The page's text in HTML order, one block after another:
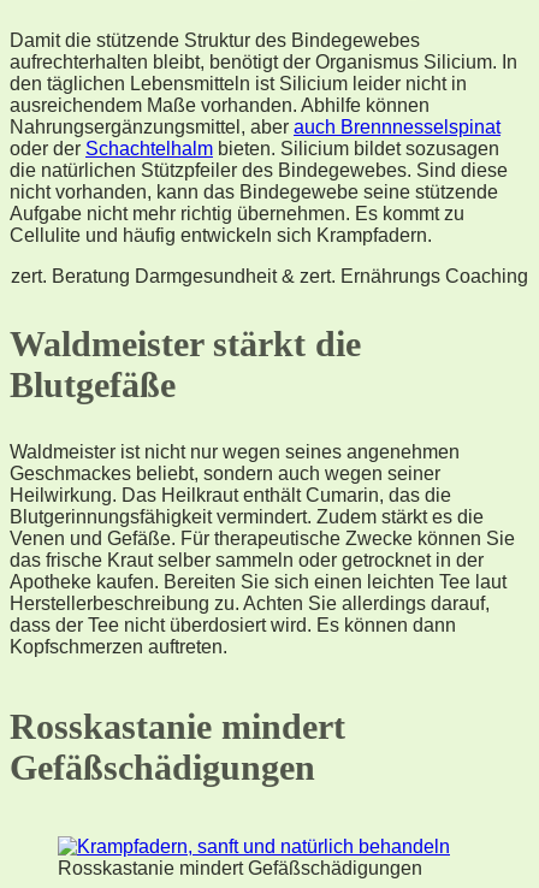
Damit die stützende Struktur des Bindegewebes
aufrechterhalten bleibt, benötigt der Organismus Silicium. In
den täglichen Lebensmitteln ist Silicium leider nicht in
ausreichendem Maße vorhanden. Abhilfe können
Nahrungsergänzungsmittel, aber auch Brennnesselspinat
oder der Schachtelhalm bieten. Silicium bildet sozusagen
die natürlichen Stützpfeiler des Bindegewebes. Sind diese
nicht vorhanden, kann das Bindegewebe seine stützende
Aufgabe nicht mehr richtig übernehmen. Es kommt zu
Cellulite und häufig entwickeln sich Krampfadern.
zert. Beratung Darmgesundheit & zert. Ernährungs Coaching
Waldmeister stärkt die
Blutgefäße
Waldmeister ist nicht nur wegen seines angenehmen
Geschmackes beliebt, sondern auch wegen seiner
Heilwirkung. Das Heilkraut enthält Cumarin, das die
Blutgerinnungsfähigkeit vermindert. Zudem stärkt es die
Venen und Gefäße. Für therapeutische Zwecke können Sie
das frische Kraut selber sammeln oder getrocknet in der
Apotheke kaufen. Bereiten Sie sich einen leichten Tee laut
Herstellerbeschreibung zu. Achten Sie allerdings darauf,
dass der Tee nicht überdosiert wird. Es können dann
Kopfschmerzen auftreten.
Rosskastanie mindert
Gefäßschädigungen
Rosskastanie mindert Gefäßschädigungen